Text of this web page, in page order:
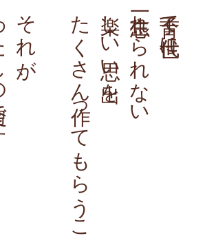
子育て世代に
一生忘れられない
楽しい思い出を
たくさん作ってもらうこと
それが、
。